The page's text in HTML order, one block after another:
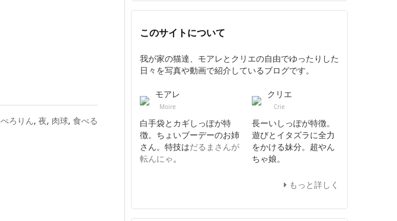
ぺろりん, 夜, 肉球, 食べる
このサイトについて
我が家の猫達、モアレとクリエの自由でゆったりした
日々を写真や動画で紹介しているブログです。
モアレ
Moire
白手袋とカギしっぽが特
徴。ちょいブーデーのお姉
さん。特技はだるまさんが
転んにゃ。
クリエ
Crie
長ーいしっぽが特徴。
遊びとイタズラに全力
をかける妹分。超やん
ちゃ娘。
もっと詳しく